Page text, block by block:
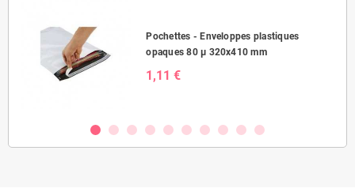
Pochettes - Enveloppes plastiques
opaques 80 µ 320x410 mm
1,11 €